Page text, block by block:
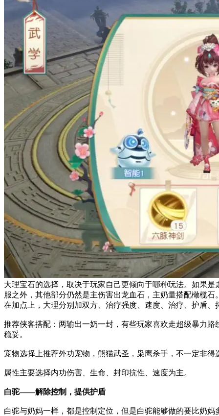
大理宝石的选择，取决于玩家自己更倾向于哪种玩法。 如果是
服之外，其他部分仍然是主伤害出龙血石，主奶量搭配橄榄石
在加点上，大理分别加双方、治疗强度、速度、治疗、护盾
推荐侠客搭配：两输出一奶一封，有些玩家喜欢走超级暴力
稳妥。
宠物选择上推荐外功宠物，熊猫武圣，枭鹰杀手，不一定非
属性主要选择内功伤害、生命、封印抗性、速度为主。
白驼——解除控制，提供护盾
白驼与奶妈一样，都是控制定位，但是白驼能够做的要比奶